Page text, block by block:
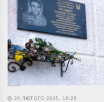
20 ЛЮТОГО 2025, 18:26